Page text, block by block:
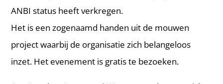
ANBI status heeft verkregen.
Het is een zogenaamd handen uit de mouwen
project waarbij de organisatie zich belangeloos
inzet. Het evenement is gratis te bezoeken.